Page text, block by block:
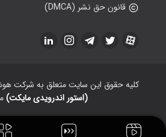
قانون حق نشر (DMCA)
کلیه حقوق این سایت متعلق به شرکت
(استور اندرویدی مایکت)